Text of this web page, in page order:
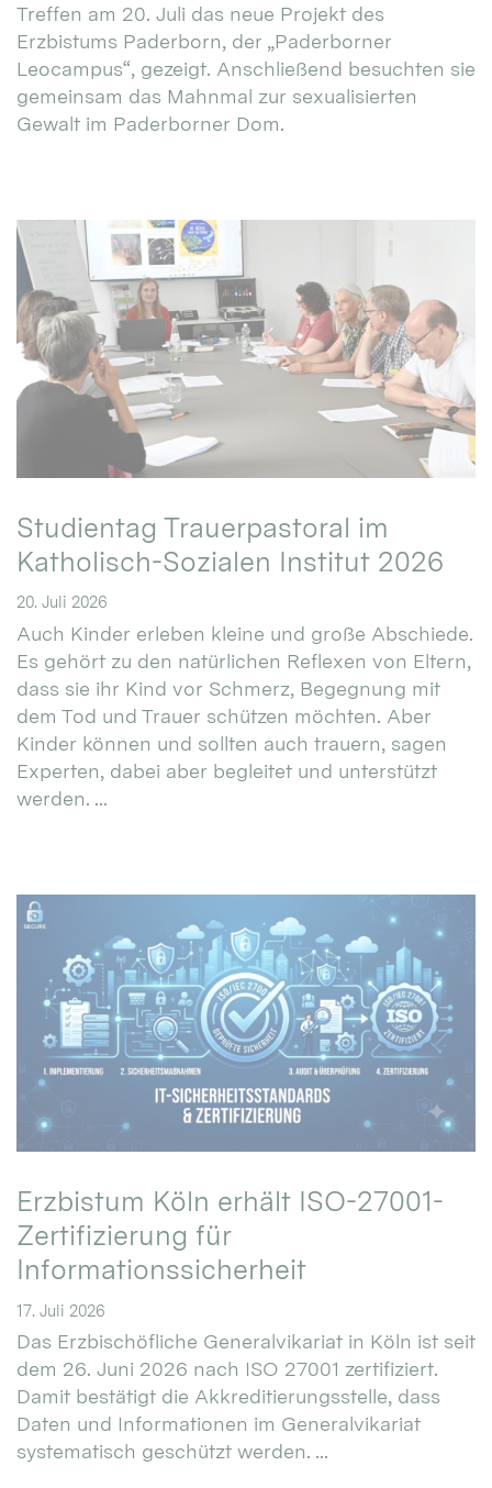
Treffen am 20. Juli das neue Projekt des
Erzbistums Paderborn, der „Paderborner
Leocampus“, gezeigt. Anschließend besuchten sie
gemeinsam das Mahnmal zur sexualisierten
Gewalt im Paderborner Dom.
Studientag Trauerpastoral im
Katholisch-Sozialen Institut 2026
20. Juli 2026
Auch Kinder erleben kleine und große Abschiede.
Es gehört zu den natürlichen Reflexen von Eltern,
dass sie ihr Kind vor Schmerz, Begegnung mit
dem Tod und Trauer schützen möchten. Aber
Kinder können und sollten auch trauern, sagen
Experten, dabei aber begleitet und unterstützt
werden. ...
Erzbistum Köln erhält ISO-27001-
Zertifizierung für
Informationssicherheit
17. Juli 2026
Das Erzbischöfliche Generalvikariat in Köln ist seit
dem 26. Juni 2026 nach ISO 27001 zertifiziert.
Damit bestätigt die Akkreditierungsstelle, dass
Daten und Informationen im Generalvikariat
systematisch geschützt werden. ...